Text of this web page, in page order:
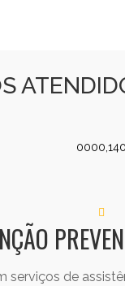
0000,140
de